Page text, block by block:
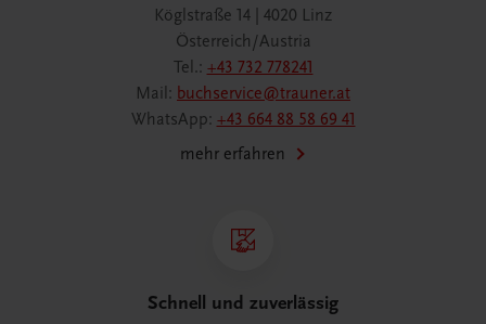
Köglstraße 14 | 4020 Linz
Österreich/Austria
Tel.: +43 732 778241
Mail: buchservice@trauner.at
WhatsApp: +43 664 88 58 69 41
mehr erfahren
Schnell und zuverlässig